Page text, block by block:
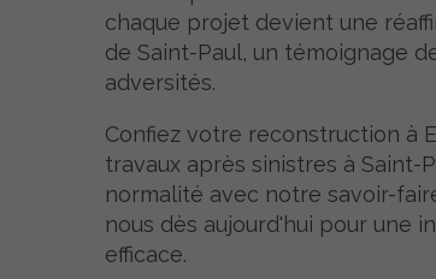
chaque projet devient une
de Saint-Paul, un témoignage
adversités.
Confiez votre reconstruction à
travaux après sinistres à Saint-
normalité avec notre savoir-
nous dès aujourd'hui pour une
efficace.